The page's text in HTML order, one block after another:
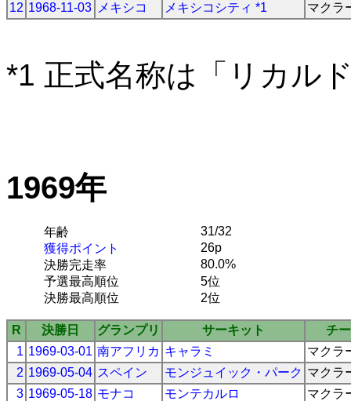
12 1968-11-03 メキシコ メキシコシティ *1 マクラ
*1 正式名称は「リカル
1969年
年齢
31/32
獲得ポイント
26p
決勝完走率
80.0%
予選最高順位
5位
決勝最高順位
2位
R 決勝日 グランプリ サーキット
チ
1 1969-03-01 南アフリカ キャラミ
マクラ
2 1969-05-04 スペイン モンジュイック・パーク マクラ
3 1969-05-18 モナコ モンテカルロ
マクラ